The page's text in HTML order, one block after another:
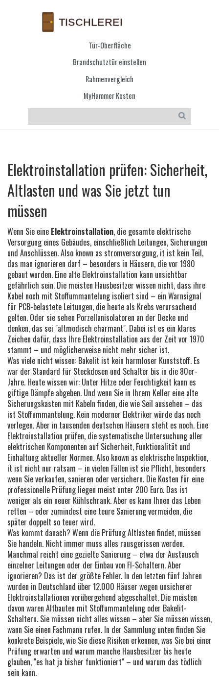
Tür-Oberfläche
Brandschutztür einstellen
Rahmenvergleich
MyHammer Kosten
Elektroinstallation prüfen: Sicherheit,
Altlasten und was Sie jetzt tun
müssen
Wenn Sie eine Elektroinstallation, die gesamte elektrische
Versorgung eines Gebäudes, einschließlich Leitungen, Sicherungen
und Anschlüssen. Also known as stromversorgung, it ist kein Teil,
das man ignorieren darf – besonders in Häusern, die vor 1980
gebaut wurden. Eine alte Elektroinstallation kann unsichtbar
gefährlich sein. Die meisten Hausbesitzer wissen nicht, dass ihre
Kabel noch mit Stoffummantelung isoliert sind – ein Warnsignal
für PCB-belastete Leitungen, die heute als Krebs verursachend
gelten. Oder sie sehen Porzellanisolatoren an der Decke und
denken, das sei "altmodisch charmant". Dabei ist es ein klares
Zeichen dafür, dass Ihre Elektroinstallation aus der Zeit vor 1970
stammt – und möglicherweise nicht mehr sicher ist.
Was viele nicht wissen: Bakelit ist kein harmloser Kunststoff. Es
war der Standard für Steckdosen und Schalter bis in die 80er-
Jahre. Heute wissen wir: Unter Hitze oder Feuchtigkeit kann es
giftige Dämpfe abgeben. Und wenn Sie in Ihrem Keller eine alte
Sicherungskasten mit Kabeln finden, die wie Seil aussehen – das
ist Stoffummantelung. Kein moderner Elektriker würde das noch
verlegen. Aber in tausenden deutschen Häusern steht es noch. Eine
Elektroinstallation prüfen, die systematische Untersuchung aller
elektrischen Komponenten auf Sicherheit, Funktionalität und
Einhaltung aktueller Normen. Also known as elektrische Inspektion,
it ist nicht nur ratsam – in vielen Fällen ist sie Pflicht, besonders
wenn Sie verkaufen, sanieren oder versichern. Die Kosten für eine
professionelle Prüfung liegen meist unter 200 Euro. Das ist
weniger als ein neuer Kühlschrank. Aber es kann Ihnen das Leben
retten – oder zumindest eine teure Sanierung vermeiden, die
später doppelt so teuer wird.
Was kommt danach? Wenn die Prüfung Altlasten findet, müssen
Sie handeln. Nicht immer muss alles rausgerissen werden.
Manchmal reicht eine gezielte Sanierung – etwa der Austausch
einzelner Leitungen oder der Einbau von FI-Schaltern. Aber
ignorieren? Das ist der größte Fehler. In den letzten fünf Jahren
wurden in Deutschland über 12.000 Häuser wegen unsicherer
Elektroinstallationen vorübergehend abgeschaltet. Die meisten
davon waren Altbauten mit Stoffummantelung oder Bakelit-
Schaltern. Sie müssen nicht alles wissen – aber Sie müssen wissen,
wann Sie einen Fachmann rufen. In der Sammlung unten finden Sie
konkrete Beispiele, wie Sie diese Risiken erkennen, was Sie bei einer
Prüfung erwarten und warum manche Hausbesitzer bis heute
glauben, "es hat ja bisher funktioniert" – und warum das tödlich
sein kann.